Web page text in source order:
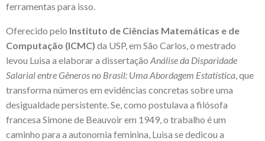
ferramentas para isso.
Oferecido pelo Instituto de Ciências Matemáticas e de
Computação (ICMC) da USP, em São Carlos, o mestrado
levou Luisa a elaborar a dissertação Análise da Disparidade
Salarial entre Gêneros no Brasil: Uma Abordagem Estatística, que
transforma números em evidências concretas sobre uma
desigualdade persistente. Se, como postulava a filósofa
francesa Simone de Beauvoir em 1949, o trabalho é um
caminho para a autonomia feminina, Luisa se dedicou a